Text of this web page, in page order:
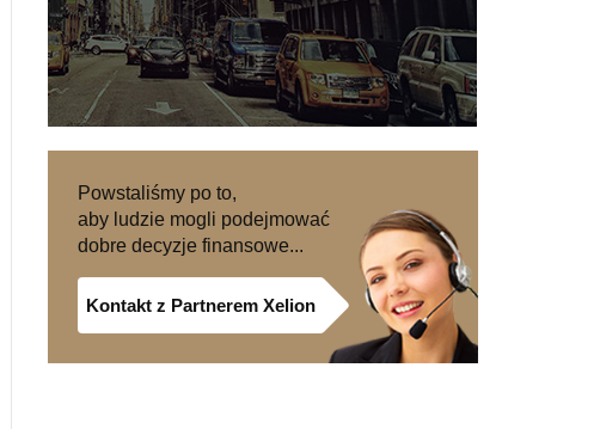
Powstaliśmy po to,
aby ludzie mogli podejmować
dobre decyzje finansowe...
Kontakt z Partnerem Xelion